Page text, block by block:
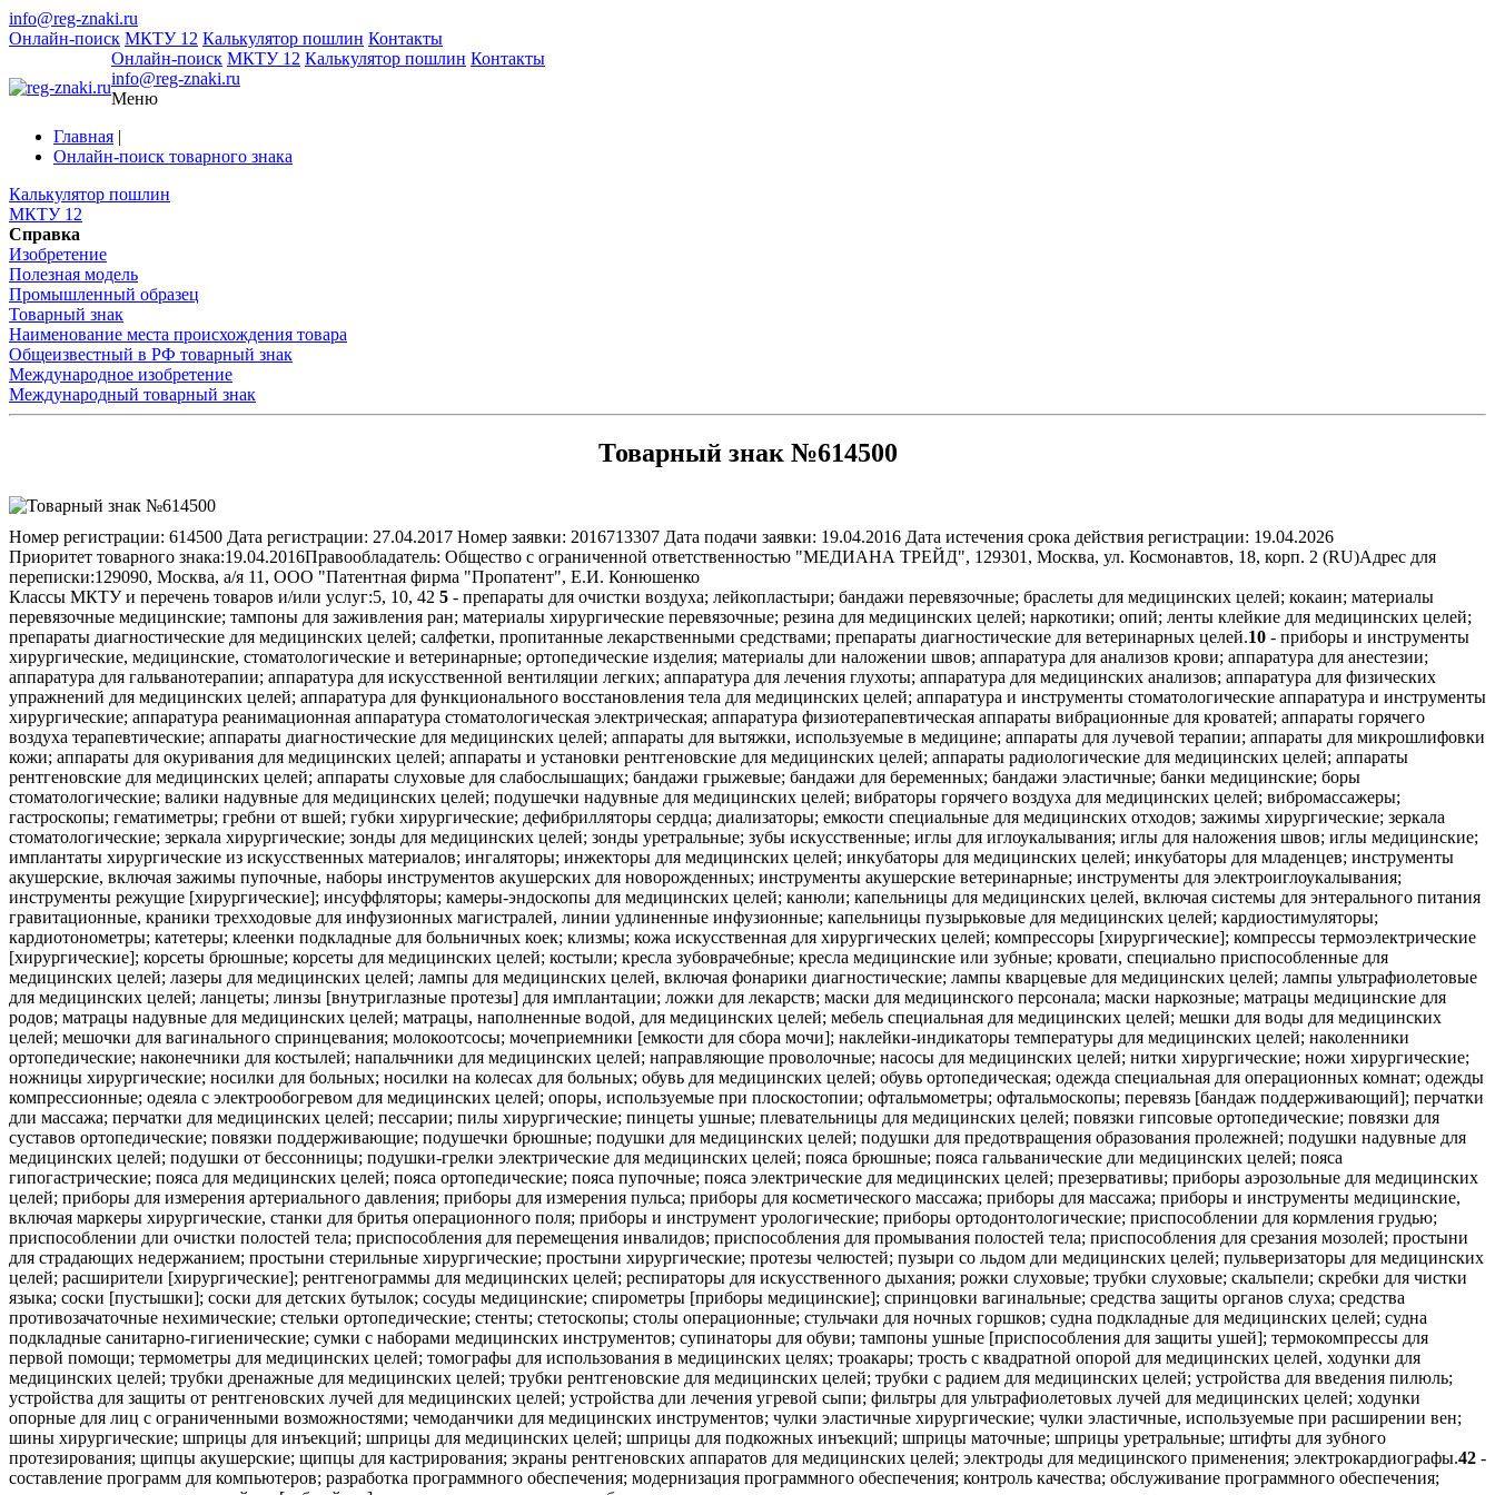
info@reg-znaki.ru
Онлайн-поиск МКТУ 12 Калькулятор пошлин Контакты
Онлайн-поиск МКТУ 12 Калькулятор пошлин Контакты
info@reg-znaki.ru
Меню
Главная |
Онлайн-поиск товарного знака
Калькулятор пошлин
МКТУ 12
Справка
Изобретение
Полезная модель
Промышленный образец
Товарный знак
Наименование места происхождения товара
Общеизвестный в РФ товарный знак
Международное изобретение
Международный товарный знак
Товарный знак №614500
Номер регистрации: 614500 Дата регистрации: 27.04.2017 Номер заявки: 2016713307 Дата подачи заявки: 19.04.2016 Дата истечения срока действия регистрации: 19.04.2026
Приоритет товарного знака:19.04.2016Правообладатель: Общество с ограниченной ответственностью "МЕДИАНА ТРЕЙД", 129301, Москва, ул. Космонавтов, 18, корп. 2 (RU)Адрес для
переписки:129090, Москва, а/я 11, ООО "Патентная фирма "Пропатент", Е.И. Конюшенко
Классы МКТУ и перечень товаров и/или услуг:5, 10, 42 5 - препараты для очистки воздуха; лейкопластыри; бандажи перевязочные; браслеты для медицинских целей; кокаин; материалы
перевязочные медицинские; тампоны для заживления ран; материалы хирургические перевязочные; резина для медицинских целей; наркотики; опий; ленты клейкие для медицинских целей;
препараты диагностические для медицинских целей; салфетки, пропитанные лекарственными средствами; препараты диагностические для ветеринарных целей.10 - приборы и инструменты
хирургические, медицинские, стоматологические и ветеринарные; ортопедические изделия; материалы дли наложении швов; аппаратура для анализов крови; аппаратура для анестезии;
аппаратура для гальванотерапии; аппаратура для искусственной вентиляции легких; аппаратура для лечения глухоты; аппаратура для медицинских анализов; аппаратура для физических
упражнений для медицинских целей; аппаратура для функционального восстановления тела для медицинских целей; аппаратура и инструменты стоматологические аппаратура и инструменты
хирургические; аппаратура реанимационная аппаратура стоматологическая электрическая; аппаратура физиотерапевтическая аппараты вибрационные для кроватей; аппараты горячего
воздуха терапевтические; аппараты диагностические для медицинских целей; аппараты для вытяжки, используемые в медицине; аппараты для лучевой терапии; аппараты для микрошлифовки
кожи; аппараты для окуривания для медицинских целей; аппараты и установки рентгеновские для медицинских целей; аппараты радиологические для медицинских целей; аппараты
рентгеновские для медицинских целей; аппараты слуховые для слабослышащих; бандажи грыжевые; бандажи для беременных; бандажи эластичные; банки медицинские; боры
стоматологические; валики надувные для медицинских целей; подушечки надувные для медицинских целей; вибраторы горячего воздуха для медицинских целей; вибромассажеры;
гастроскопы; гематиметры; гребни от вшей; губки хирургические; дефибрилляторы сердца; диализаторы; емкости специальные для медицинских отходов; зажимы хирургические; зеркала
стоматологические; зеркала хирургические; зонды для медицинских целей; зонды уретральные; зубы искусственные; иглы для иглоукалывания; иглы для наложения швов; иглы медицинские;
имплантаты хирургические из искусственных материалов; ингаляторы; инжекторы для медицинских целей; инкубаторы для медицинских целей; инкубаторы для младенцев; инструменты
акушерские, включая зажимы пупочные, наборы инструментов акушерских для новорожденных; инструменты акушерские ветеринарные; инструменты для электроиглоукалывания;
инструменты режущие [хирургические]; инсуффляторы; камеры-эндоскопы для медицинских целей; канюли; капельницы для медицинских целей, включая системы для энтерального питания
гравитационные, краники трехходовые для инфузионных магистралей, линии удлиненные инфузионные; капельницы пузырьковые для медицинских целей; кардиостимуляторы;
кардиотонометры; катетеры; клеенки подкладные для больничных коек; клизмы; кожа искусственная для хирургических целей; компрессоры [хирургические]; компрессы термоэлектрические
[хирургические]; корсеты брюшные; корсеты для медицинских целей; костыли; кресла зубоврачебные; кресла медицинские или зубные; кровати, специально приспособленные для
медицинских целей; лазеры для медицинских целей; лампы для медицинских целей, включая фонарики диагностические; лампы кварцевые для медицинских целей; лампы ультрафиолетовые
для медицинских целей; ланцеты; линзы [внутриглазные протезы] для имплантации; ложки для лекарств; маски для медицинского персонала; маски наркозные; матрацы медицинские для
родов; матрацы надувные для медицинских целей; матрацы, наполненные водой, для медицинских целей; мебель специальная для медицинских целей; мешки для воды для медицинских
целей; мешочки для вагинального спринцевания; молокоотсосы; мочеприемники [емкости для сбора мочи]; наклейки-индикаторы температуры для медицинских целей; наколенники
ортопедические; наконечники для костылей; напальчники для медицинских целей; направляющие проволочные; насосы для медицинских целей; нитки хирургические; ножи хирургические;
ножницы хирургические; носилки для больных; носилки на колесах для больных; обувь для медицинских целей; обувь ортопедическая; одежда специальная для операционных комнат; одежды
компрессионные; одеяла с электрообогревом для медицинских целей; опоры, используемые при плоскостопии; офтальмометры; офтальмоскопы; перевязь [бандаж поддерживающий]; перчатки
дли массажа; перчатки для медицинских целей; пессарии; пилы хирургические; пинцеты ушные; плевательницы для медицинских целей; повязки гипсовые ортопедические; повязки для
суставов ортопедические; повязки поддерживающие; подушечки брюшные; подушки для медицинских целей; подушки для предотвращения образования пролежней; подушки надувные для
медицинских целей; подушки от бессонницы; подушки-грелки электрические для медицинских целей; пояса брюшные; пояса гальванические дли медицинских целей; пояса
гипогастрические; пояса для медицинских целей; пояса ортопедические; пояса пупочные; пояса электрические для медицинских целей; презервативы; приборы аэрозольные для медицинских
целей; приборы для измерения артериального давления; приборы для измерения пульса; приборы для косметического массажа; приборы для массажа; приборы и инструменты медицинские,
включая маркеры хирургические, станки для бритья операционного поля; приборы и инструмент урологические; приборы ортодонтологические; приспособлении для кормления грудью;
приспособлении дли очистки полостей тела; приспособления для перемещения инвалидов; приспособления для промывания полостей тела; приспособления для срезания мозолей; простыни
для страдающих недержанием; простыни стерильные хирургические; простыни хирургические; протезы челюстей; пузыри со льдом дли медицинских целей; пульверизаторы для медицинских
целей; расширители [хирургические]; рентгенограммы для медицинских целей; респираторы для искусственного дыхания; рожки слуховые; трубки слуховые; скальпели; скребки для чистки
языка; соски [пустышки]; соски для детских бутылок; сосуды медицинские; спирометры [приборы медицинские]; спринцовки вагинальные; средства защиты органов слуха; средства
противозачаточные нехимические; стельки ортопедические; стенты; стетоскопы; столы операционные; стульчаки для ночных горшков; судна подкладные для медицинских целей; судна
подкладные санитарно-гигиенические; сумки с наборами медицинских инструментов; супинаторы для обуви; тампоны ушные [приспособления для защиты ушей]; термокомпрессы для
первой помощи; термометры для медицинских целей; томографы для использования в медицинских целях; троакары; трость с квадратной опорой для медицинских целей, ходунки для
медицинских целей; трубки дренажные для медицинских целей; трубки рентгеновские для медицинских целей; трубки с радием для медицинских целей; устройства для введения пилюль;
устройства для защиты от рентгеновских лучей для медицинских целей; устройства дли лечения угревой сыпи; фильтры для ультрафиолетовых лучей для медицинских целей; ходунки
опорные для лиц с ограниченными возможностями; чемоданчики для медицинских инструментов; чулки эластичные хирургические; чулки эластичные, используемые при расширении вен;
шины хирургические; шприцы для инъекций; шприцы для медицинских целей; шприцы для подкожных инъекций; шприцы маточные; шприцы уретральные; штифты для зубного
протезирования; щипцы акушерские; щипцы для кастрирования; экраны рентгеновских аппаратов для медицинских целей; электроды для медицинского применения; электрокардиографы.42 -
составление программ для компьютеров; разработка программного обеспечения; модернизация программного обеспечения; контроль качества; обслуживание программного обеспечения;